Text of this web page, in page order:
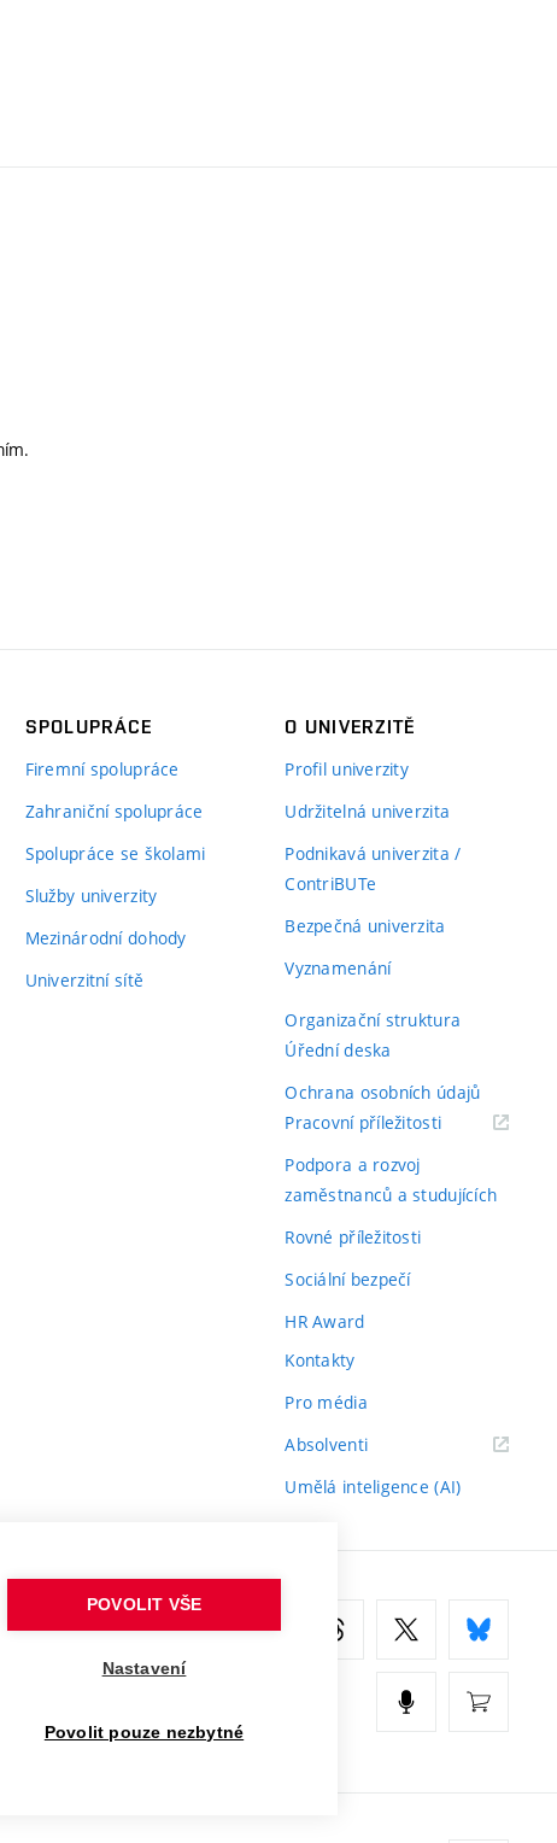
SPOLUPRÁCE
Firemní spolupráce
Zahraniční spolupráce
Spolupráce se školami
Služby univerzity
Mezinárodní dohody
Univerzitní sítě
O UNIVERZITĚ
Profil univerzity
Udržitelná univerzita
Podnikavá univerzita /
ContriBUTe
Bezpečná univerzita
Vyznamenání
Organizační struktura
Úřední deska
Ochrana osobních údajů
Pracovní příležitosti(externí
Podpora a rozvoj
zaměstnanců a studujících
Rovné příležitosti
Sociální bezpečí
HR Award
Kontakty
Pro média
Absolventi(externí
Umělá inteligence (AI)
POVOLIT VŠE
Nastavení
Povolit pouze nezbytné